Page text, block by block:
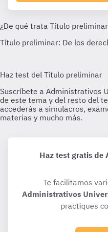
Haz test gratis de
Te facilitamos
Administrativos
practiques